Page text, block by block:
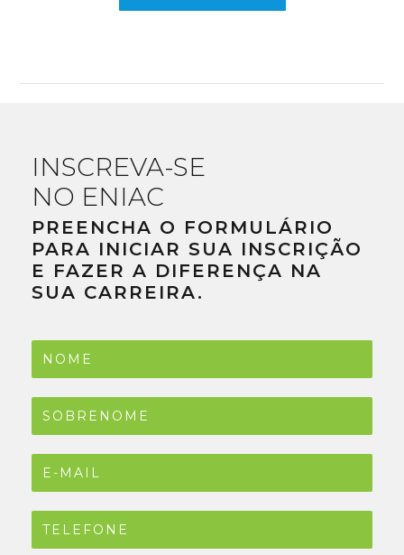
INSCREVA-SE
NO ENIAC
PREENCHA O FORMULÁRIO
PARA INICIAR SUA INSCRIÇÃO
E FAZER A DIFERENÇA NA
SUA CARREIRA.